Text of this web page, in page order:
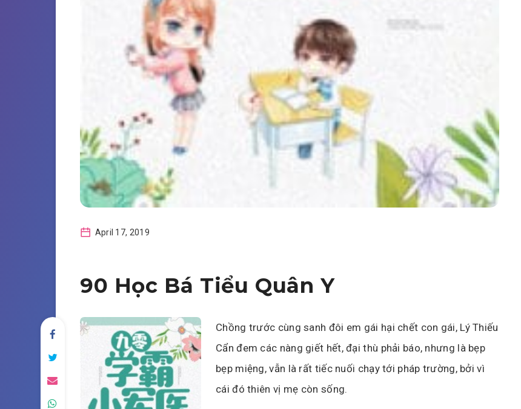
April 17, 2019
90 Học Bá Tiểu Quân Y
Chồng trước cùng sanh đôi em gái hại chết con gái, Lý Thiếu
Cẩn đem các nàng giết hết, đại thù phải báo, nhưng là bẹp
bẹp miệng, vẫn là rất tiếc nuối chạy tới pháp trường, bởi vì
cái đó thiên vị mẹ còn sống.